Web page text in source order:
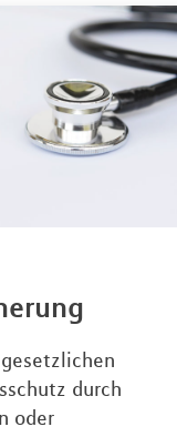
durch
oder